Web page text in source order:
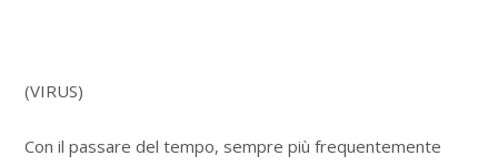
(VIRUS)
Con il passare del tempo, sempre più frequentemente